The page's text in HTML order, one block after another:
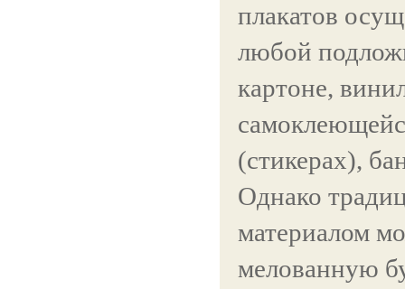
плакатов
любой
картоне,
(стикерах),
Однако
материалом
мелованную